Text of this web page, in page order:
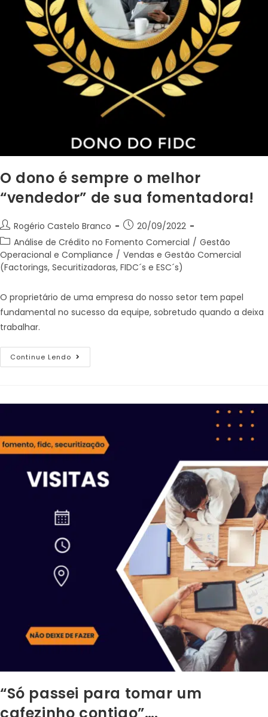
O dono é sempre o melhor
“vendedor” de sua fomentadora!
Rogério Castelo Branco
20/09/2022
Análise de Crédito no Fomento Comercial / Gestão
Operacional e Compliance / Vendas e Gestão Comercial
(Factorings, Securitizadoras, FIDC´s e ESC´s)
O proprietário de uma empresa do nosso setor tem papel
fundamental no sucesso da equipe, sobretudo quando a deixa
trabalhar.
Continue Lendo
“Só passei para tomar um
cafezinho contigo”….